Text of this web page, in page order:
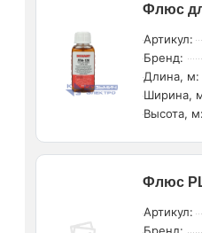
Флюс
Артикул:
Бренд:
Длина, м:
Ширина,
Высота, м:
Флюс
Артикул: